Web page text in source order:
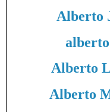
Alberto
Alberto
Alberto